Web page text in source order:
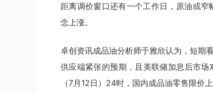
距离调价窗口还有一个工作日，原油或
念上涨。
卓创资讯成品油分析师于雅欣认为，短期
供应端紧张的预期，且美联储加息后市
（7月12日）24时，国内成品油零售限价上